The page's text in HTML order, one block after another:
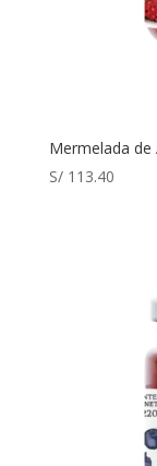
Mermelada de
S/113.40